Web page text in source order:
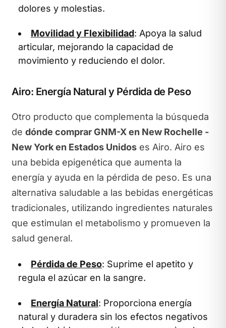
dolores y molestias.
Movilidad y Flexibilidad: Apoya la salud
articular, mejorando la capacidad de
movimiento y reduciendo el dolor.
Airo: Energía Natural y Pérdida de Peso
Otro producto que complementa la búsqueda
de dónde comprar GNM-X en New Rochelle -
New York en Estados Unidoses Airo. Airo es
una bebida epigenética que aumenta la
energía y ayuda en la pérdida de peso. Es una
alternativa saludable a las bebidas energéticas
tradicionales, utilizando ingredientes naturales
que estimulan el metabolismo y promueven la
salud general.
Pérdida de Peso: Suprime el apetito y
regula el azúcar en la sangre.
Energía Natural: Proporciona energía
natural y duradera sin los efectos negativos